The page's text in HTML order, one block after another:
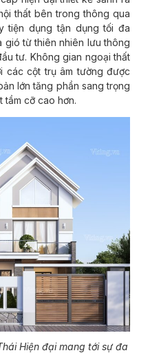
thất bên trong thông qua
tiện dụng tận dụng tối đa
gió từ thiên nhiên lưu thông
tư. Không gian ngoại thất
các cột trụ âm tường được
lớn tăng phần sang trọng
tầm cỡ cao hơn.
Hiện đại mang tới sự đa